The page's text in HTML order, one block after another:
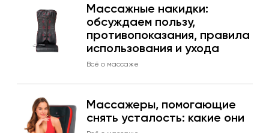
Массажные накидки:
обсуждаем пользу,
противопоказания, правила
использования и ухода
Всё о массаже
Массажеры, помогающие
снять усталость: какие они